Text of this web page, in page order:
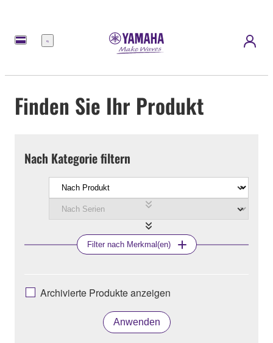
Menü
Finden Sie Ihr Produkt
Nach Kategorie filtern
Filter nach Merkmal(en)
Archivierte Produkte anzeigen
Anwenden